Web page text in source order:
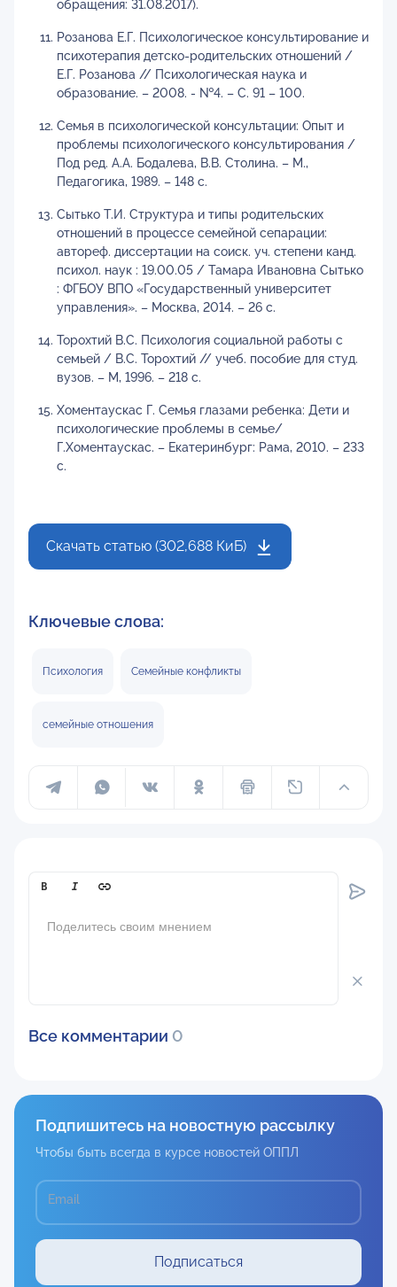
обращения: 31.08.2017).
Розанова Е.Г. Психологическое консультирование и
психотерапия детско-родительских отношений /
Е.Г. Розанова // Психологическая наука и
образование. – 2008. - №4. – С. 91 – 100.
Семья в психологической консультации: Опыт и
проблемы психологического консультирования /
Под ред. А.А. Бодалева, В.В. Столина. – М.,
Педагогика, 1989. – 148 с.
Сытько Т.И. Структура и типы родительских
отношений в процессе семейной сепарации:
автореф. диссертации на соиск. уч. степени канд.
психол. наук : 19.00.05 / Тамара Ивановна Сытько
: ФГБОУ ВПО «Государственный университет
управления». – Москва, 2014. – 26 с.
Торохтий В.С. Психология социальной работы с
семьей / В.С. Торохтий // учеб. пособие для студ.
вузов. – М, 1996. – 218 с.
Хоментаускас Г. Семья глазами ребенка: Дети и
психологические проблемы в семье/
Г.Хоментаускас. – Екатеринбург: Рама, 2010. – 233
с.
Скачать статью (302,688 КиБ)
Ключевые слова:
Психология Семейные конфликты
семейные отношения
Comment[text]
Все комментарии 0
Подпишитесь на новостную рассылку
Чтобы быть всегда в курсе новостей ОППЛ
Email
Подписаться